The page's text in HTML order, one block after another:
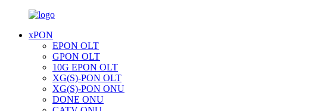
xPON
EPON OLT
GPON OLT
10G EPON OLT
XG(S)-PON OLT
XG(S)-PON ONU
DONE ONU